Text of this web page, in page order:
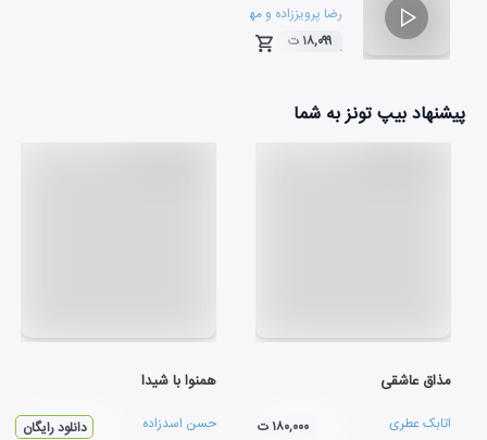
رضا پرویززاده و مهدی امامی
۰۲:۴۸
۱۸,۰۹۹ ت
پیشنهاد بیپ تونز به شما
مذاق عاشقی
اتابک عطری ۱۸۰,۰۰۰ ت
همنوا با شيدا
حسن اسدزاده دانلود رایگان